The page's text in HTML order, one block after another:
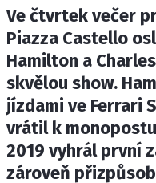
OSOBNÍ
INCORP MEDIA
Ve čtvrtek večer
Piazza Castello
Hamilton a
skvělou show.
jízdami ve Ferrari
vrátil k
2019 vyhrál první
zároveň